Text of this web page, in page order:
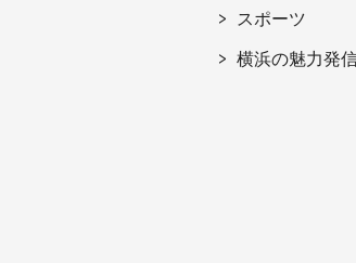
スポーツ
横浜の魅力発